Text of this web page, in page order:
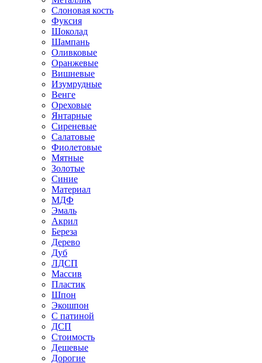
Слоновая кость
Фуксия
Шоколад
Шампань
Оливковые
Оранжевые
Вишневые
Изумрудные
Венге
Ореховые
Янтарные
Сиреневые
Салатовые
Фиолетовые
Мятные
Золотые
Синие
Материал
МДФ
Эмаль
Акрил
Береза
Дерево
Дуб
ЛДСП
Массив
Пластик
Шпон
Экошпон
С патиной
ДСП
Стоимость
Дешевые
Дорогие